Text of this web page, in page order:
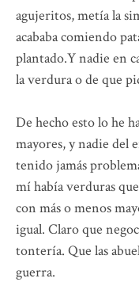
agujeritos, metía la
acababa comiendo
plantado.Y nadie en
la verdura o de que
De hecho esto lo he
mayores, y nadie del
tenido jamás
mí había verduras
con más o menos
igual. Claro que
tontería. Que las
guerra.